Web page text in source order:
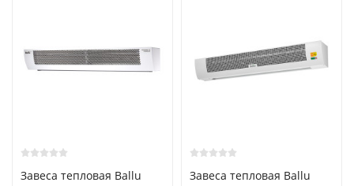
Завеса тепловая Ballu
Завеса тепловая Ballu